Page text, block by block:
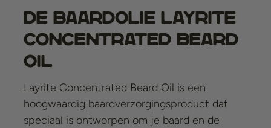
De baardolie Layrite
Concentrated Beard
Oil
Layrite Concentrated Beard Oil is een
hoogwaardig baardverzorgingsproduct dat
speciaal is ontworpen om je baard en de